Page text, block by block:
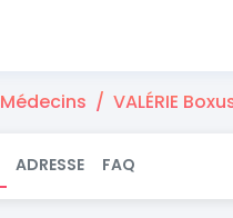
Médecins VALÉRIE
ADRESSE FAQ